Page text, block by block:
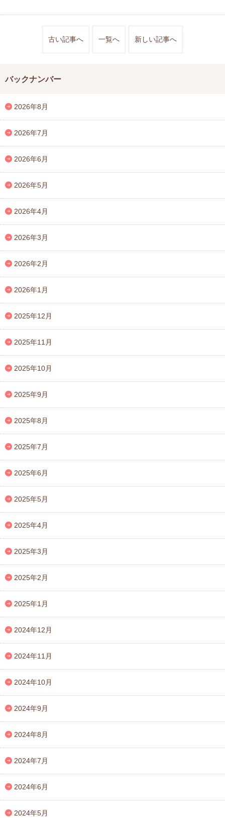
古い記事へ 一覧へ 新しい記事へ
バックナンバー
2026年8月
2026年7月
2026年6月
2026年5月
2026年4月
2026年3月
2026年2月
2026年1月
2025年12月
2025年11月
2025年10月
2025年9月
2025年8月
2025年7月
2025年6月
2025年5月
2025年4月
2025年3月
2025年2月
2025年1月
2024年12月
2024年11月
2024年10月
2024年9月
2024年8月
2024年7月
2024年6月
2024年5月